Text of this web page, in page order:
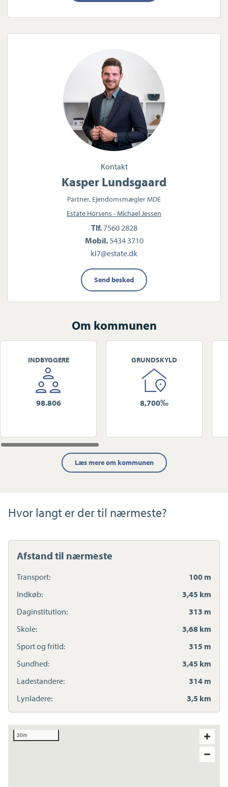
Kontakt
Kasper Lundsgaard
Partner, Ejendomsmægler MDE
Estate Horsens - Michael Jessen
Tlf. 7560 2828
Mobil. 5434 3710
kl7@estate.dk
Send besked
Om kommunen
INDBYGGERE
98.806
GRUNDSKYLD
8,700‰
Læs mere om kommunen
Hvor langt er der til nærmeste?
Afstand til nærmeste
Transport:
100 m
Indkøb:
3,45 km
Daginstitution:
313 m
Skole:
3,68 km
Sport og fritid:
315 m
Sundhed:
3,45 km
Ladestandere:
314 m
Lynladere:
3,5 km
30m